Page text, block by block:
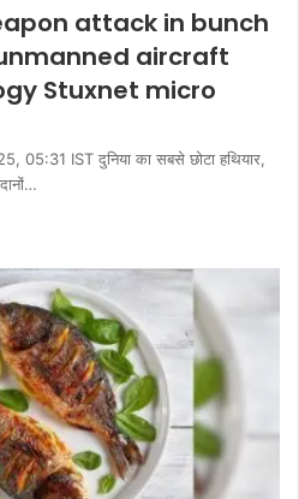
attack in bunch
aircraft
Stuxnet micro
IST दुनिया का सबसे छोटा हथियार,